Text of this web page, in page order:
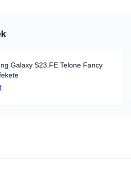
Galaxy S23.FE Telone Fancy